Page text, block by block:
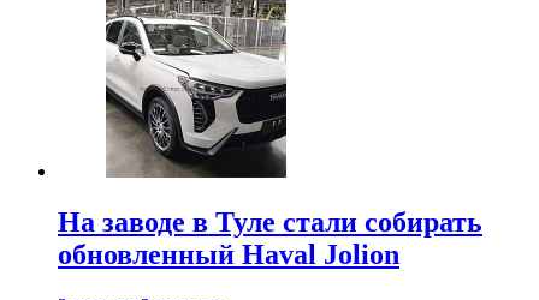
На заводе в Туле стали собирать
обновленный Haval Jolion